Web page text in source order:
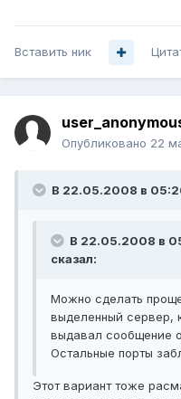
Вставить ник
Опубликовано 22
В 22.05.2008 в
В 22.05.2008 в
сказал:
Можно сделать
выделенный сервер,
выдавал сообщение
Остальные порты
Этот вариант тоже